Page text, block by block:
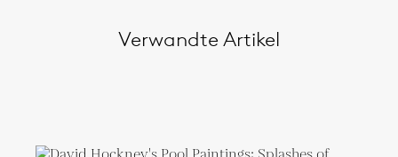
Verwandte Artikel